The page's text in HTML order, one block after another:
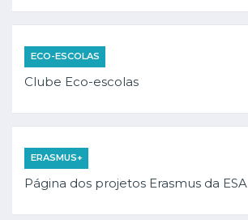
ECO-ESCOLAS
Clube Eco-escolas
ERASMUS+
Página dos projetos Erasmus da ESA